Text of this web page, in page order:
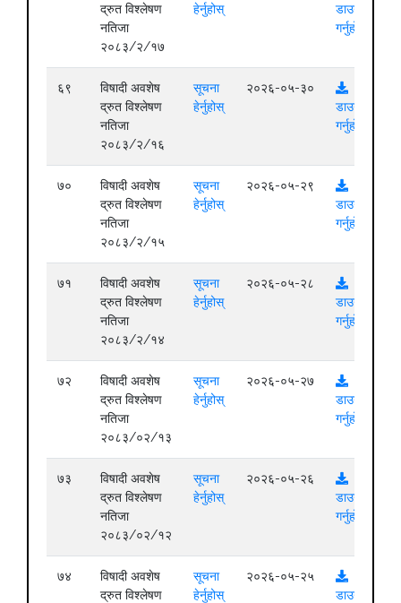
द्रुत विश्लेषण
नतिजा
२०८३/२/१७
हेर्नुहोस्
डाउनलोड
गर्नुहोस्
६९
विषादी अवशेष
द्रुत विश्लेषण
नतिजा
२०८३/२/१६
सूचना
हेर्नुहोस्
२०२६-०५-३०
डाउनलोड
गर्नुहोस्
७०
विषादी अवशेष
द्रुत विश्लेषण
नतिजा
२०८३/२/१५
सूचना
हेर्नुहोस्
२०२६-०५-२९
डाउनलोड
गर्नुहोस्
७१
विषादी अवशेष
द्रुत विश्लेषण
नतिजा
२०८३/२/१४
सूचना
हेर्नुहोस्
२०२६-०५-२८
डाउनलोड
गर्नुहोस्
७२
विषादी अवशेष
द्रुत विश्लेषण
नतिजा
२०८३/०२/१३
सूचना
हेर्नुहोस्
२०२६-०५-२७
डाउनलोड
गर्नुहोस्
७३
विषादी अवशेष
द्रुत विश्लेषण
नतिजा
२०८३/०२/१२
सूचना
हेर्नुहोस्
२०२६-०५-२६
डाउनलोड
गर्नुहोस्
७४
विषादी अवशेष
द्रुत विश्लेषण
सूचना
हेर्नुहोस्
२०२६-०५-२५
डाउनलोड